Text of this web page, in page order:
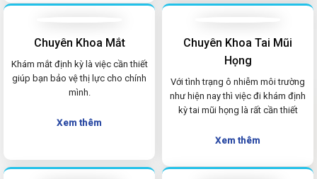
Chuyên Khoa Mắt
Khám mắt định kỳ là việc cần thiết
giúp bạn bảo vệ thị lực cho chính
mình.
Xem thêm
Chuyên Khoa Tai Mũi
Họng
Với tình trạng ô nhiễm môi trường
như hiện nay thì việc đi khám định
kỳ tai mũi họng là rất cần thiết
Xem thêm